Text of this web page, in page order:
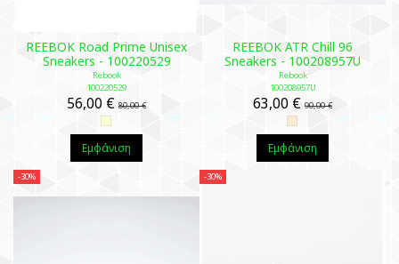
RΕΕΒΟΚ Road Prime Unisex
Sneakers - 100220529
Rebook
100220529
56,00 € 80,00 €
Εμφάνιση
REEBOK ATR Chill 96
Sneakers - 100208957U
Rebook
100208957U
63,00 € 90,00 €
Εμφάνιση
-30% -30%